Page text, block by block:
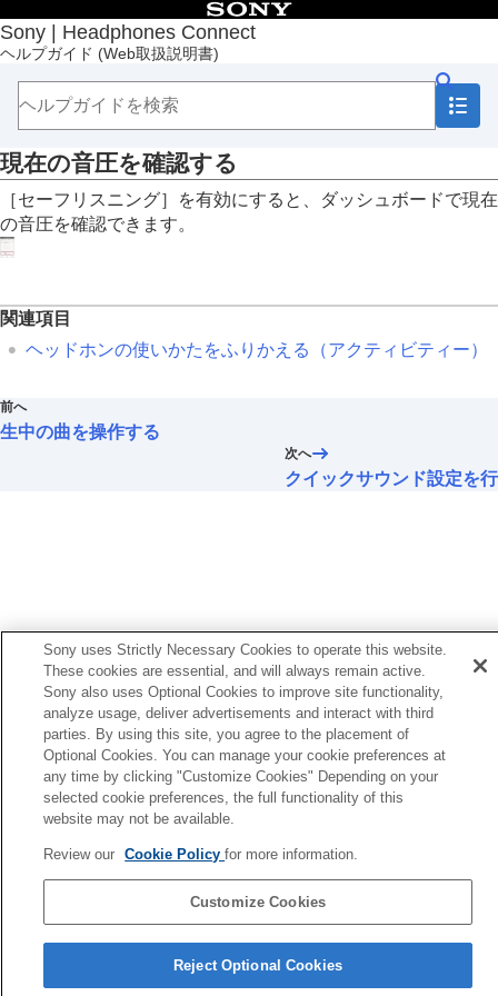
Sony | Headphones Connect
ヘルプガイド (Web取扱説明書)
目次
トップページ
準備する
使いかた
「Sony | Headphones Connect」のダッシュボー
ドについて
［ステータス］タブに表示される機能
行動や場所を検出して、ノイズキャンセリン
グ機能を自動で調整する（
変更する
再生中の曲を操作する
［システム］タブに表示される機能
［サービス］タブに表示される機能
ヘッドホンの使いかたをふりかえる（ アクティビ
アクセシビリティ
現在の音圧を確認する
［セーフリスニング］を有効にすると、ダッシュボードで現在
の音圧を確認できます。
関連項目
ヘッドホンの使いかたをふりかえる（アクティビティー）
前へ
中の曲を操作する
次へ
クイックサウンド設定を
言語選択ページへ
4-730-254-06(2)
Sony uses Strictly Necessary Cookies to operate this website.
These cookies are essential, and will always remain active.
Sony also uses Optional Cookies to improve site functionality,
analyze usage, deliver advertisements and interact with third
parties. By using this site, you agree to the placement of
Optional Cookies. You can manage your cookie preferences at
any time by clicking "Customize Cookies" Depending on your
selected cookie preferences, the full functionality of this
website may not be available.
Review our Cookie Policyfor more information.
Customize Cookies
Reject Optional Cookies